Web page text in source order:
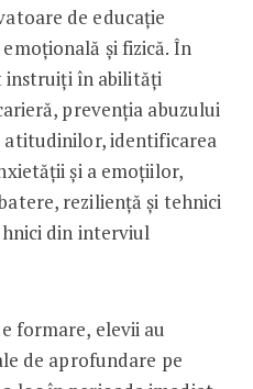
de educație
și fizică. În
instruiți în abilități
prevenția abuzului
atitudinilor, identificarea
și a emoțiilor,
reziliență și tehnici
din interviul
formare, elevii au
de aprofundare pe